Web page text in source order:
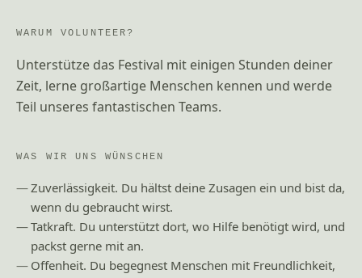
WARUM VOLUNTEER?
Unterstütze das Festival mit einigen Stunden deiner
Zeit, lerne großartige Menschen kennen und werde
Teil unseres fantastischen Teams.
WAS WIR UNS WÜNSCHEN
Zuverlässigkeit. Du hältst deine Zusagen ein und bist da,
wenn du gebraucht wirst.
Tatkraft. Du unterstützt dort, wo Hilfe benötigt wird, und
packst gerne mit an.
Offenheit. Du begegnest Menschen mit Freundlichkeit,